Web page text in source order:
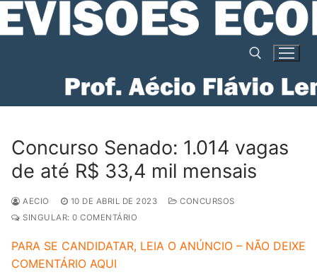
Pular
para
Concurso Senado: 1.014 vagas
de até R$ 33,4 mil mensais
AECIO 10 DE ABRIL DE 2023
CONCURSOS
SINGULAR: 0 COMENTÁRIO
PARA SE CANDIDATAR, LEIA O ANÚNCIO – NÃO DEIXE
COMENTÁRIO AQUI